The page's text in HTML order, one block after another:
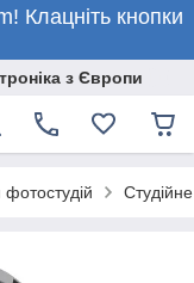
Клацніть кнопки
з Європи